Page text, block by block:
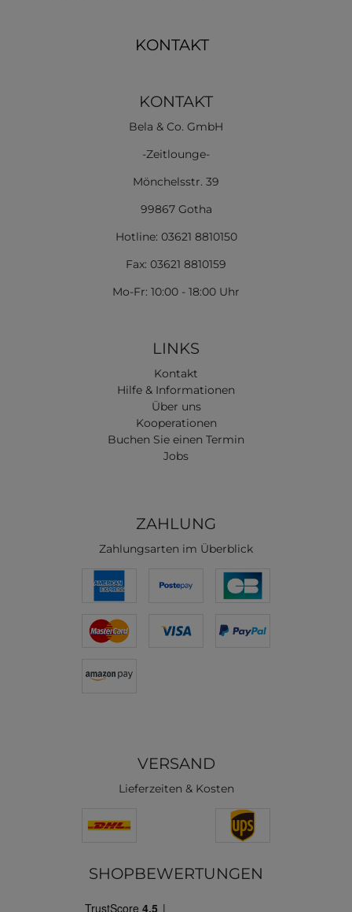
KONTAKT
KONTAKT
Bela & Co. GmbH
-Zeitlounge-
Mönchelsstr. 39
99867 Gotha
Hotline: 03621 8810150
Fax: 03621 8810159
Mo-Fr: 10:00 - 18:00 Uhr
LINKS
Kontakt
Hilfe & Informationen
Über uns
Kooperationen
Buchen Sie einen Termin
Jobs
ZAHLUNG
Zahlungsarten im Überblick
VERSAND
Lieferzeiten & Kosten
SHOPBEWERTUNGEN